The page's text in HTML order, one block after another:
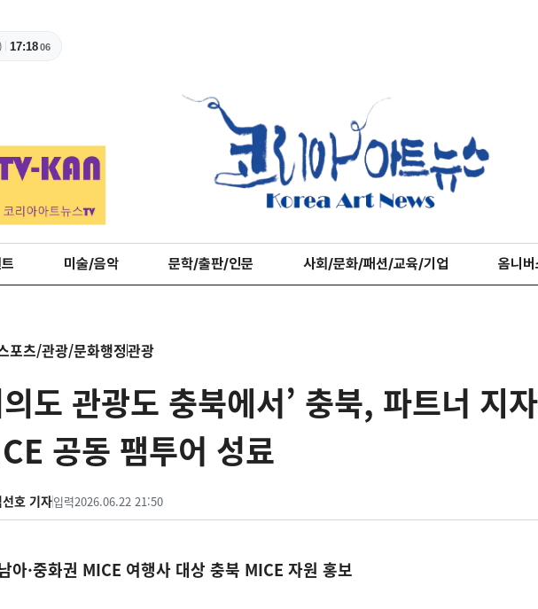
17:1808
미술/음악 문학/출판/인문 사회/문화/패션/교육/기업 옴니
포츠/관광/문화행정관광
의도 관광도 충북에서’ 충북, 파트너 지
공동 팸투어 성료
호 기자입력2026.06.22 21:50
아·중화권 MICE 여행사 대상 충북 MICE 자원 홍보